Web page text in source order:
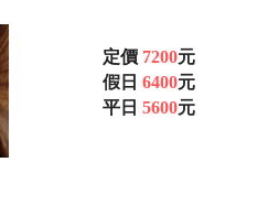
定價 7200元
假日 6400元
平日 5600元